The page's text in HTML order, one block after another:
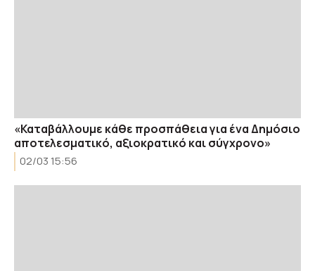
«Καταβάλλουμε κάθε προσπάθεια για ένα Δημόσιο
αποτελεσματικό, αξιοκρατικό και σύγχρονο»
02/03 15:56